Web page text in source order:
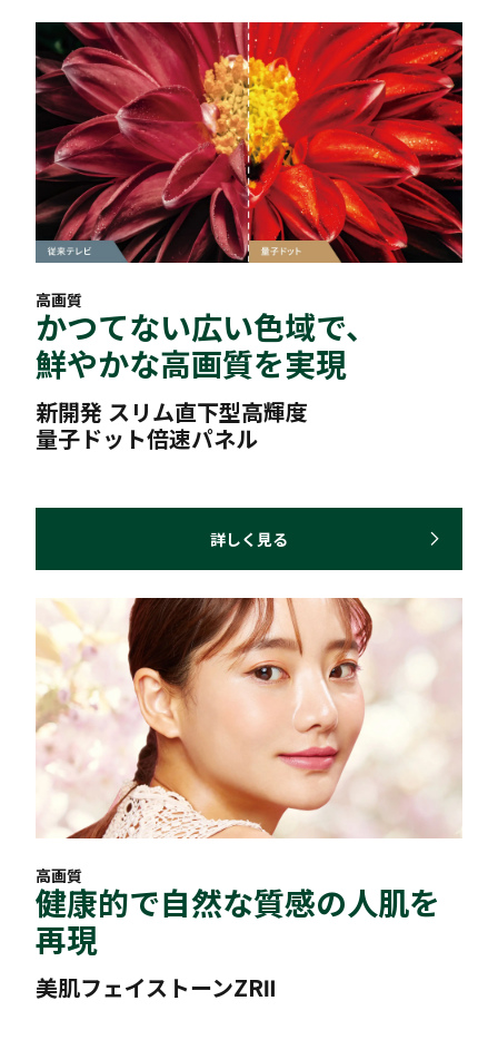
高画質
かつてない広い色域で、
鮮やかな高画質を実現
新開発 スリム直下型高輝度
量子ドット倍速パネル
詳しく見る
高画質
健康的で自然な質感の人肌を
再現
美肌フェイストーンZRⅡ